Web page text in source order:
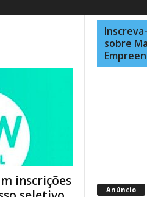
inscrições
sobre
Anúncio